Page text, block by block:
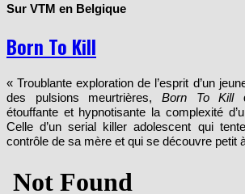
Sur VTM en Belgique
Born To Kill
« Troublante exploration de l’esprit d’un
des pulsions meurtrières, Born To Kill
étouffante et hypnotisante la complexité
Celle d’un serial killer adolescent qui
contrôle de sa mère et qui se découvre petit